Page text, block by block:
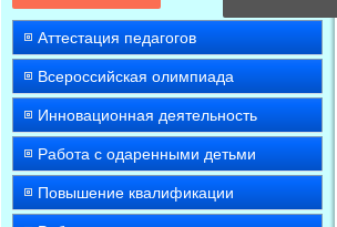
Аттестация педагогов
Всероссийская олимпиада
Инновационная деятельность
Работа с одаренными детьми
Повышение квалификации